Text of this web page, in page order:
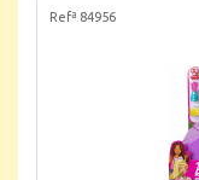
Refª 84956